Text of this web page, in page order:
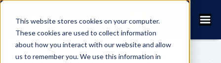
This website stores cookies on your computer.
These cookies are used to collect information
about how you interact with our website and allow
us to remember you. We use this information in